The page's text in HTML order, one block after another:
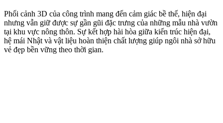
Phối cảnh 3D của công trình mang đến cảm giác bề thế, hiện đại
nhưng vẫn giữ được sự gần gũi đặc trưng của những mẫu nhà vườn
tại khu vực nông thôn. Sự kết hợp hài hòa giữa kiến trúc hiện đại,
hệ mái Nhật và vật liệu hoàn thiện chất lượng giúp ngôi nhà sở hữu
vẻ đẹp bền vững theo thời gian.